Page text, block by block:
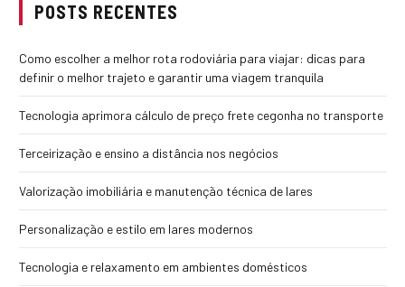
POSTS RECENTES
Como escolher a melhor rota rodoviária para viajar: dicas para
definir o melhor trajeto e garantir uma viagem tranquila
Tecnologia aprimora cálculo de preço frete cegonha no transporte
Terceirização e ensino a distância nos negócios
Valorização imobiliária e manutenção técnica de lares
Personalização e estilo em lares modernos
Tecnologia e relaxamento em ambientes domésticos